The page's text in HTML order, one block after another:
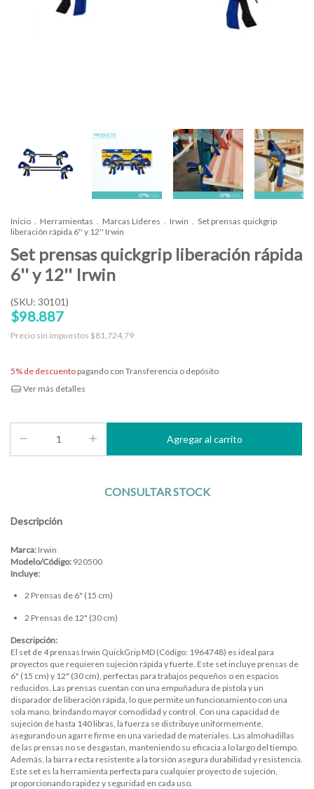
Inicio . Herramientas . Marcas Líderes . Irwin . Set prensas quickgrip
liberación rápida 6'' y 12'' Irwin
Set prensas quickgrip liberación rápida
6'' y 12'' Irwin
(SKU: 30101)
$98.887
Precio sin impuestos $81.724,79
5% de descuento pagando con Transferencia o depósito
Ver más detalles
Descripción
Marca: Irwin
Modelo/Código: 920500
Incluye:
2 Prensas de 6" (15 cm)
2 Prensas de 12" (30 cm)
Descripción:
El set de 4 prensas Irwin QuickGrip MD (Código: 1964748) es ideal para
proyectos que requieren sujeción rápida y fuerte. Este set incluye prensas de
6" (15 cm) y 12" (30 cm), perfectas para trabajos pequeños o en espacios
reducidos. Las prensas cuentan con una empuñadura de pistola y un
disparador de liberación rápida, lo que permite un funcionamiento con una
sola mano, brindando mayor comodidad y control. Con una capacidad de
sujeción de hasta 140 libras, la fuerza se distribuye uniformemente,
asegurando un agarre firme en una variedad de materiales. Las almohadillas
de las prensas no se desgastan, manteniendo su eficacia a lo largo del tiempo.
Además, la barra recta resistente a la torsión asegura durabilidad y resistencia.
Este set es la herramienta perfecta para cualquier proyecto de sujeción,
proporcionando rapidez y seguridad en cada uso.